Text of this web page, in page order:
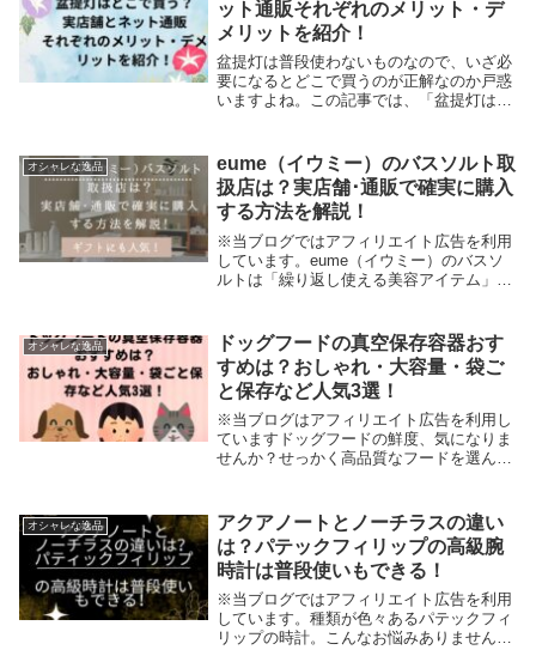
ット通販それぞれのメリット・デ
メリットを紹介！
盆提灯は普段使わないものなので、いざ必
要になるとどこで買うのが正解なのか戸惑
いますよね。この記事では、「盆提灯はど
所とそれぞれのメリット・デメリットを紹
介しています。
オシャレな逸品
eume（イウミー）のバスソルト取
扱店は？実店舗･通販で確実に購入
する方法を解説！
※当ブログではアフィリエイト広告を利用
しています。eume（イウミー）のバスソ
ルトは「繰り返し使える美容アイテム」
も可愛くてプレゼントにも最適なアイテム
だけど、どこ...
オシャレな逸品
ドッグフードの真空保存容器おす
すめは？おしゃれ・大容量・袋ご
と保存など人気3選！
※当ブログはアフィリエイト広告を利用し
ていますドッグフードの鮮度、気になりま
せんか？せっかく高品質なフードを選んで
を解決してくれるのが「真空保存容器」！
この記事では...
オシャレな逸品
アクアノートとノーチラスの違い
は？パテックフィリップの高級腕
時計は普段使いもできる！
※当ブログではアフィリエイト広告を利用
しています。種類が色々あるパテックフィ
リップの時計。こんなお悩みありません